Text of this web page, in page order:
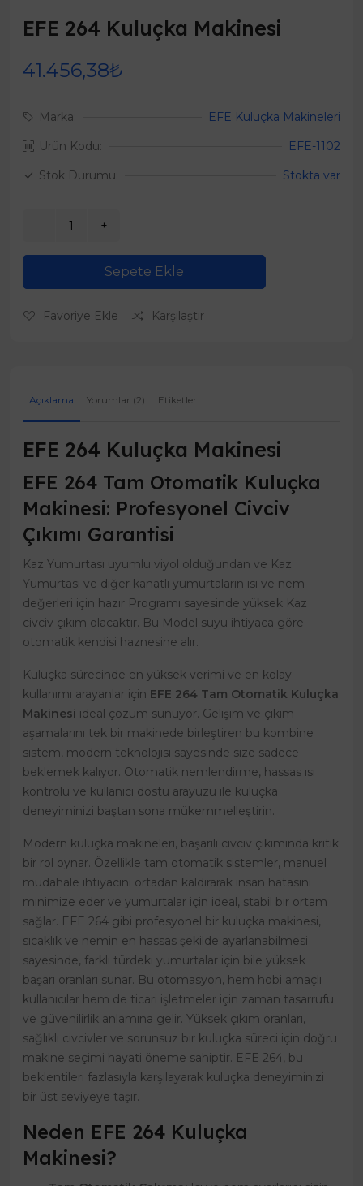
EFE 264 Kuluçka Makinesi
41.456,38₺
Marka:
EFE Kuluçka Makineleri
Ürün Kodu:
EFE-1102
Stok Durumu:
Stokta var
Sepete Ekle
Favoriye Ekle Karşılaştır
Açıklama Yorumlar (2) Etiketler:
EFE 264 Kuluçka Makinesi
EFE 264 Tam Otomatik Kuluçka
Makinesi: Profesyonel Civciv
Çıkımı Garantisi
Kaz Yumurtası uyumlu viyol olduğundan ve Kaz
Yumurtası ve diğer kanatlı yumurtaların ısı ve nem
değerleri için hazır Programı sayesinde yüksek Kaz
civciv çıkım olacaktır. Bu Model suyu ihtiyaca göre
otomatik kendisi haznesine alır.
Kuluçka sürecinde en yüksek verimi ve en kolay
kullanımı arayanlar için EFE 264 Tam Otomatik Kuluçka
Makinesi ideal çözüm sunuyor. Gelişim ve çıkım
aşamalarını tek bir makinede birleştiren bu kombine
sistem, modern teknolojisi sayesinde size sadece
beklemek kalıyor. Otomatik nemlendirme, hassas ısı
kontrolü ve kullanıcı dostu arayüzü ile kuluçka
deneyiminizi baştan sona mükemmelleştirin.
Modern kuluçka makineleri, başarılı civciv çıkımında kritik
bir rol oynar. Özellikle tam otomatik sistemler, manuel
müdahale ihtiyacını ortadan kaldırarak insan hatasını
minimize eder ve yumurtalar için ideal, stabil bir ortam
sağlar. EFE 264 gibi profesyonel bir kuluçka makinesi,
sıcaklık ve nemin en hassas şekilde ayarlanabilmesi
sayesinde, farklı türdeki yumurtalar için bile yüksek
başarı oranları sunar. Bu otomasyon, hem hobi amaçlı
kullanıcılar hem de ticari işletmeler için zaman tasarrufu
ve güvenilirlik anlamına gelir. Yüksek çıkım oranları,
sağlıklı civcivler ve sorunsuz bir kuluçka süreci için doğru
makine seçimi hayati öneme sahiptir. EFE 264, bu
beklentileri fazlasıyla karşılayarak kuluçka deneyiminizi
bir üst seviyeye taşır.
Neden EFE 264 Kuluçka
Makinesi?